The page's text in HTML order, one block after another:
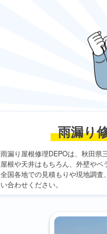
雨漏り
雨漏り屋根修理DEPOは、秋田県
屋根や天井はもちろん、外壁やベ
全国各地での見積もりや現地調
い合わせください。